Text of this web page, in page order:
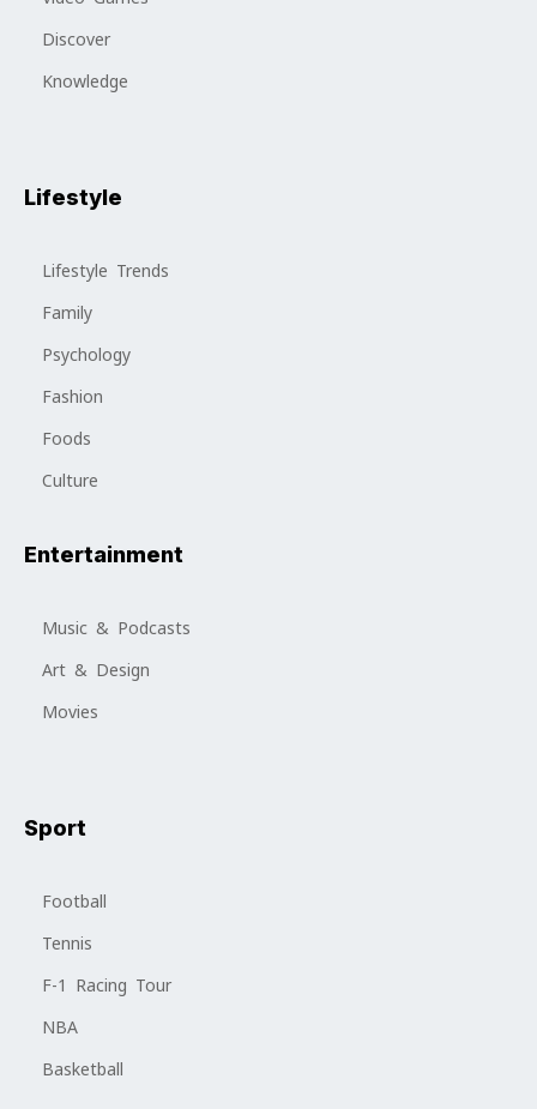
Discover
Knowledge
Lifestyle
Lifestyle Trends
Family
Psychology
Fashion
Foods
Culture
Entertainment
Music & Podcasts
Art & Design
Movies
Sport
Football
Tennis
F-1 Racing Tour
NBA
Basketball